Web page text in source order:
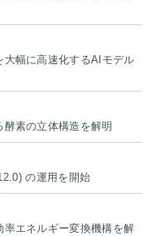
幅に高速化するAIモデル
素の立体構造を解明
の運用を開始
エネルギー変換機構を解